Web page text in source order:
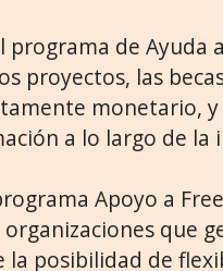
programa de Ayuda
proyectos, las
monetario,
a lo largo de la
Apoyo a
que
posibilidad de